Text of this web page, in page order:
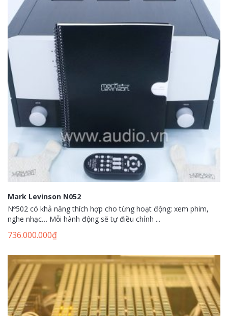
Mark Levinson N052
Nº502 có khả năng thích hợp cho từng hoạt động: xem phim,
nghe nhạc… Mỗi hành động sẽ tự điều chỉnh ...
736.000.000₫